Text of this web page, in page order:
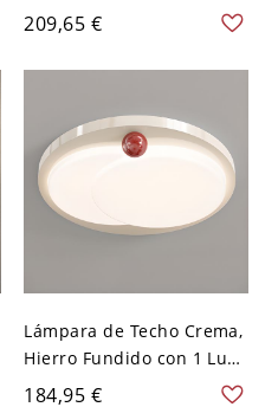
Fundido, Control Remoto
Regulable sin Escalones,
Tinta Angular 1 Luz, Luz
209,65 €
Lámpara de Techo Crema,
Hierro Fundido con 1 Luz,
Pantalla Acrílica para
184,95 €